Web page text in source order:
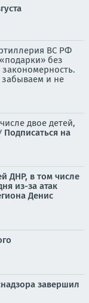
ВС РФ
без
и не
двое детей,
Подписаться на
ДНР, в том числе
из-за атак
Денис
завершил